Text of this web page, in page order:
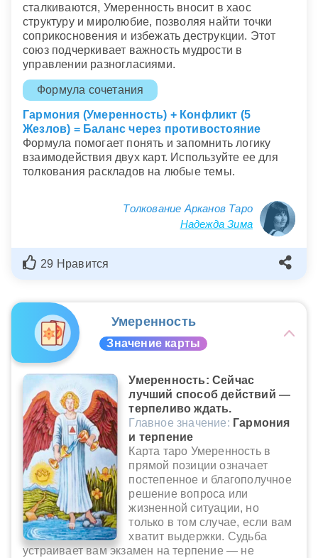
сталкиваются, Умеренность вносит в хаос
структуру и миролюбие, позволяя найти точки
соприкосновения и избежать деструкции. Этот
союз подчеркивает важность мудрости в
управлении разногласиями.
Формула сочетания
Гармония (Умеренность) + Конфликт (5
Жезлов) = Баланс через противостояние
Формула помогает понять и запомнить логику
взаимодействия двух карт. Используйте ее для
толкования раскладов на любые темы.
Толкование Арканов Таро
Надежда Зима
29 Нравится
Умеренность
Значение карты
Умеренность: Сейчас
лучший способ действий —
терпеливо ждать.
Главное значение: Гармония
и терпение
Карта таро Умеренность в
прямой позиции означает
постепенное и благополучное
решение вопроса или
жизненной ситуации, но
только в том случае, если вам
хватит выдержки. Судьба
устраивает вам экзамен на терпение — не